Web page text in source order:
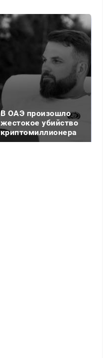
В ОАЭ произошло
жестокое убийство
криптомиллионера